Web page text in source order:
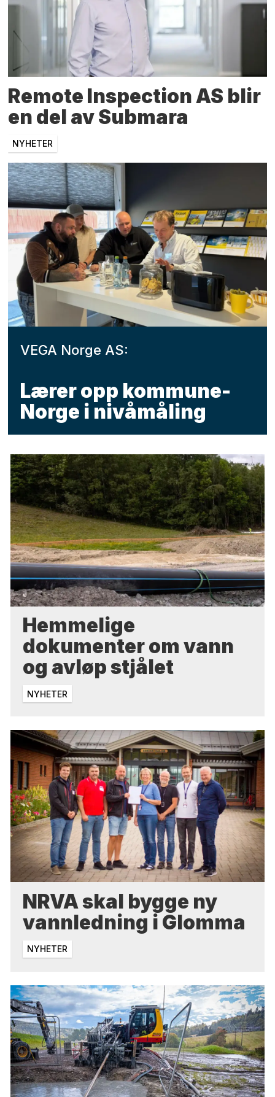
Remote Inspection AS blir
en del av Submara
NYHETER
VEGA Norge AS:
Lærer opp kommune-
Norge i nivåmåling
Hemmelige
dokumenter om vann
og avløp stjålet
NYHETER
NRVA skal bygge ny
vannledning i Glomma
NYHETER